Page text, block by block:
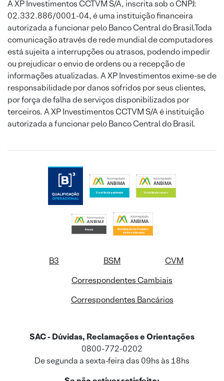
A XP Investimentos CCTVM S/A, inscrita sob o CNPJ:
02.332.886/0001-04, é uma instituição financeira
autorizada a funcionar pelo Banco Central do Brasil.Toda
comunicação através de rede mundial de computadores
está sujeita a interrupções ou atrasos, podendo impedir
ou prejudicar o envio de ordens ou a recepção de
informações atualizadas. A XP Investimentos exime-se de
responsabilidade por danos sofridos por seus clientes,
por força de falha de serviços disponibilizados por
terceiros. A XP Investimentos CCTVM S/A é instituição
autorizada a funcionar pelo Banco Central do Brasil.
B3 BSM
CVM
Correspondentes Cambiais
Correspondentes Bancários
SAC - Dúvidas, Reclamações e Orientações
0800-772-0202
De segunda a sexta-feira das 09hs às 18hs